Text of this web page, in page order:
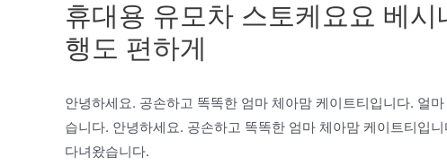
휴대용 유모차 스토케요요 베
행도 편하게
안녕하세요. 공손하고 똑똑한 엄마 체아맘 케이트티입니다. 얼
습니다. 안녕하세요. 공손하고 똑똑한 엄마 체아맘 케이트티입
다녀왔습니다.